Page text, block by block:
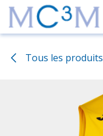
Se rendre au contenu
Tous les produits